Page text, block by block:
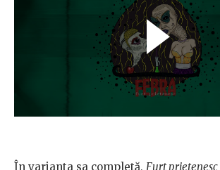
În varianta sa completă, Furt prietenesc